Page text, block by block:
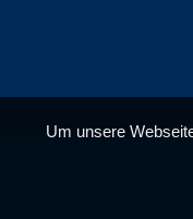
Um unsere